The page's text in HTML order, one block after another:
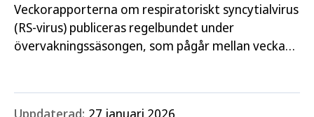
Veckorapporterna om respiratoriskt syncytialvirus
(RS-virus) publiceras regelbundet under
övervakningssäsongen, som pågår mellan vecka
Uppdaterad: 27 januari 2026